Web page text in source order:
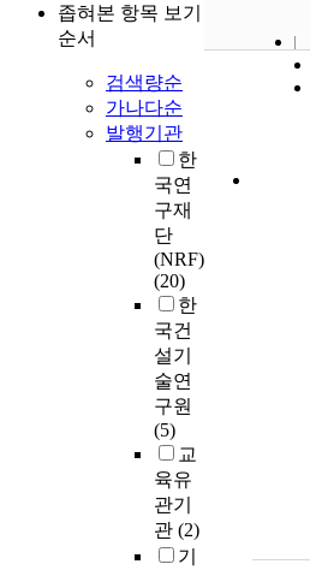
좁혀본 항목 보기
순서
검색량순
가나다순
발행기관
한
국연
구재
단
(NRF)
(20)
한
국건
설기
술연
구원
(5)
교
육유
관기
관 (2)
기